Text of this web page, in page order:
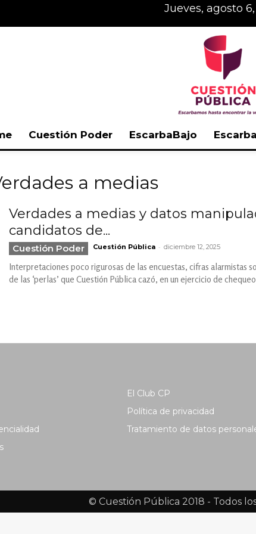
jueves, agosto
Cuestión Poder EscarbaBajo
a medias
Verdades a medias y datos
candidatos de...
Cuestión Poder Cuestión Pública - diciembre 12, 2025
Interpretaciones poco rigurosas de las encuestas, cifras alarmistas
de las ‘perlas’ que Cuestión Pública cazó, en un ejercicio de
El Club CP
Política de privacidad
Tratamiento de datos
© Cuestión Pública 2018 - Todos